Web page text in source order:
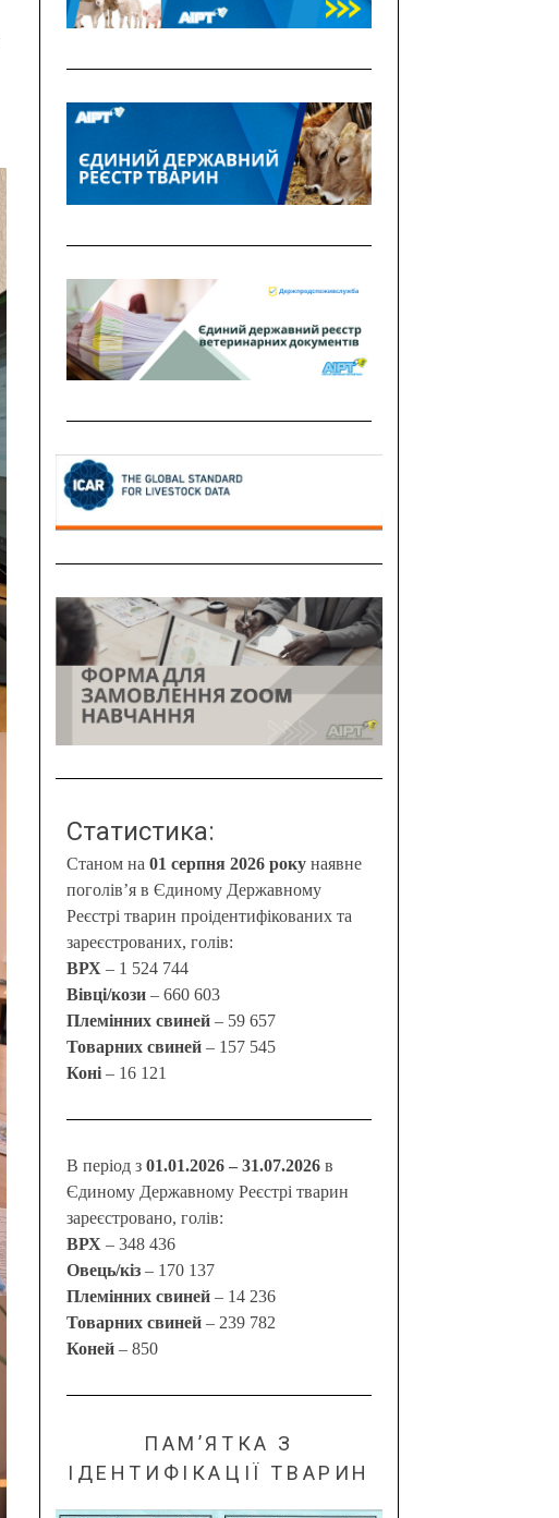
Статистика:
Станом на 01 серпня 2026 року наявне
поголів’я в Єдиному Державному
Реєстрі тварин проідентифікованих та
зареєстрованих, голів:
ВРХ – 1 524 744
Вівці/кози – 660 603
Племінних свиней – 59 657
Товарних свиней – 157 545
Коні – 16 121
В період з 01.01.2026 – 31.07.2026 в
Єдиному Державному Реєстрі тварин
зареєстровано, голів:
ВРХ – 348 436
Овець/кіз – 170 137
Племінних свиней – 14 236
Товарних свиней – 239 782
Коней – 850
ПАМ’ЯТКА З
ІДЕНТИФІКАЦІЇ ТВАРИН